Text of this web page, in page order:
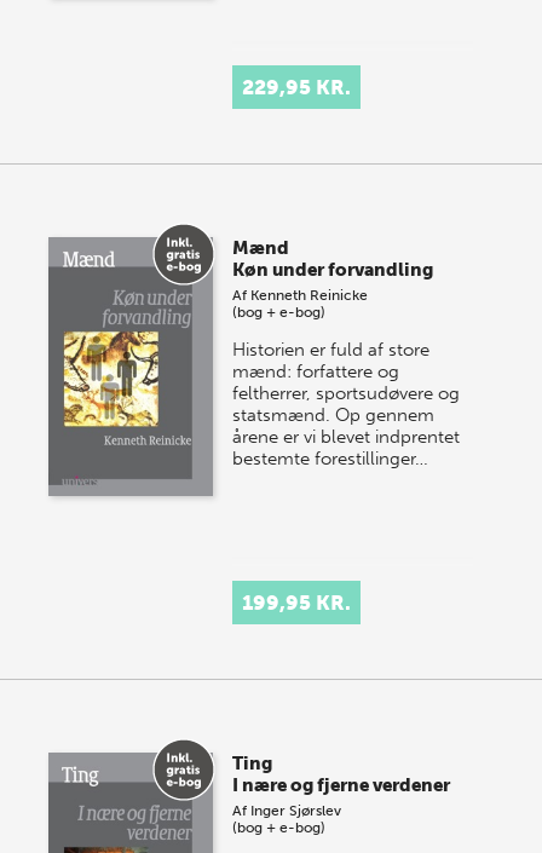
229,95 KR.
Mænd
Køn under forvandling
Af Kenneth Reinicke
(bog + e-bog)
Historien er fuld af store
mænd: forfattere og
feltherrer, sportsudøvere og
statsmænd. Op gennem
årene er vi blevet indprentet
bestemte forestillinger…
199,95 KR.
Ting
I nære og fjerne verdener
Af Inger Sjørslev
(bog + e-bog)